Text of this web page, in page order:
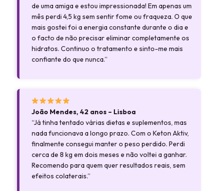
de uma amiga e estou impressionada! Em apenas um
mês perdi 4,5 kg sem sentir fome ou fraqueza. O que
mais gostei foi a energia constante durante o dia e
o facto de não precisar eliminar completamente os
hidratos. Continuo o tratamento e sinto-me mais
confiante do que nunca.”
João Mendes, 42 anos – Lisboa
“Já tinha tentado várias dietas e suplementos, mas
nada funcionava a longo prazo. Com o Keton Aktiv,
finalmente consegui manter o peso perdido. Perdi
cerca de 8 kg em dois meses e não voltei a ganhar.
Recomendo para quem quer resultados reais, sem
efeitos colaterais.”